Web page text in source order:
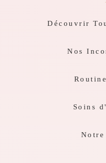
Découvrir
Nos
Soins